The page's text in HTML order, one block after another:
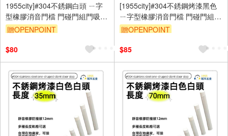
1955city]#304不銹鋼白頭 ㄧ字
型橡膠消音門檔 門碰門組門吸打
孔款1101-c [ 不銹鋼白頭70mm]
贈OPENPOINT
$80
[1955city]#304不銹鋼烤漆黑色
ㄧ字型橡膠消音門檔 門碰門組門
吸[打孔款1101-D [烤漆黑
贈OPENPOINT
$85